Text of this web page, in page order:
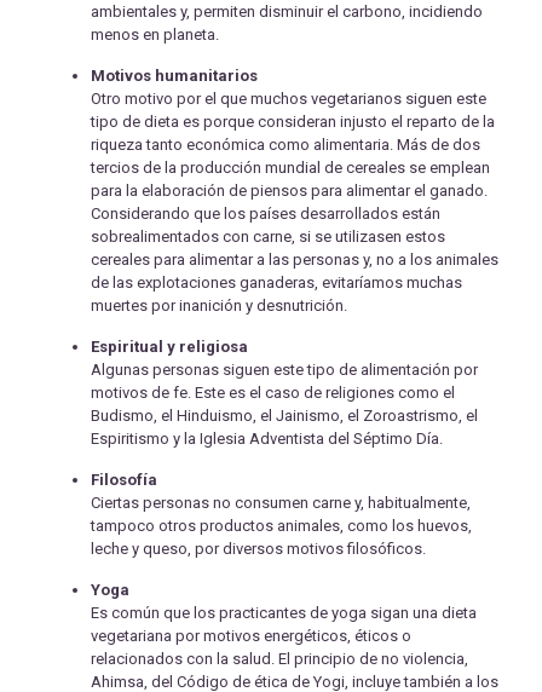
ambientales y, permiten disminuir el carbono, incidiendo
menos en planeta.
Motivos humanitarios
Otro motivo por el que muchos vegetarianos siguen este
tipo de dieta es porque consideran injusto el reparto de la
riqueza tanto económica como alimentaria. Más de dos
tercios de la producción mundial de cereales se emplean
para la elaboración de piensos para alimentar el ganado.
Considerando que los países desarrollados están
sobrealimentados con carne, si se utilizasen estos
cereales para alimentar a las personas y, no a los animales
de las explotaciones ganaderas, evitaríamos muchas
muertes por inanición y desnutrición.
Espiritual y religiosa
Algunas personas siguen este tipo de alimentación por
motivos de fe. Este es el caso de religiones como el
Budismo, el Hinduismo, el Jainismo, el Zoroastrismo, el
Espiritismo y la Iglesia Adventista del Séptimo Día.
Filosofía
Ciertas personas no consumen carne y, habitualmente,
tampoco otros productos animales, como los huevos,
leche y queso, por diversos motivos filosóficos.
Yoga
Es común que los practicantes de yoga sigan una dieta
vegetariana por motivos energéticos, éticos o
relacionados con la salud. El principio de no violencia,
Ahimsa, del Código de ética de Yogi, incluye también a los